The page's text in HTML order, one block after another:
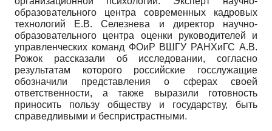
образовательного центра современных кадровых
технологий Е.В. Селезнева и директор научно-
образовательного центра оценки руководителей и
управленческих команд ФОиР ВШГУ РАНХиГС А.В.
Рожок рассказали об исследовании, согласно
результатам которого российские госслужащие
обозначили представления о сферах своей
ответственности, а также выразили готовность
приносить пользу обществу и государству, быть
справедливыми и беспристрастными.